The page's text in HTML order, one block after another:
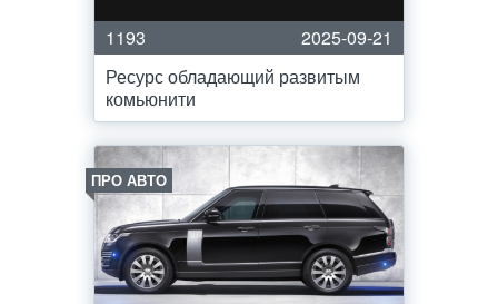
1193
2025-09-21
Ресурс обладающий развитым
комьюнити
ПРО АВТО